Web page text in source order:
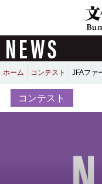
NEWS
ホーム コンテスト JFAファ
コンテスト